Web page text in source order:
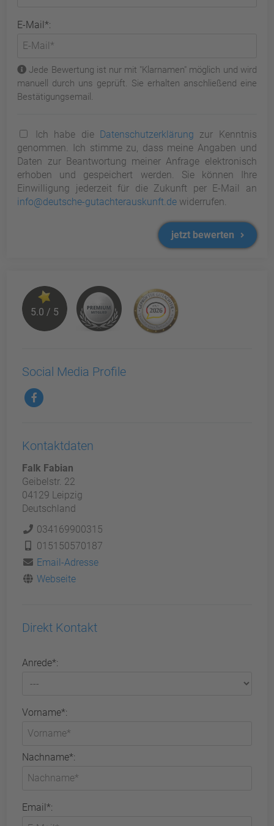
E-Mail*:
Jede Bewertung ist nur mit "Klarnamen" möglich und wird
manuell durch uns geprüft. Sie erhalten anschließend eine
Bestätigungsemail.
Ich habe die Datenschutzerklärung zur Kenntnis
genommen. Ich stimme zu, dass meine Angaben und
Daten zur Beantwortung meiner Anfrage elektronisch
erhoben und gespeichert werden. Sie können Ihre
Einwilligung jederzeit für die Zukunft per E-Mail an
info@deutsche-gutachterauskunft.de widerrufen.
jetzt bewerten
5.0 / 5
Social Media Profile
Kontaktdaten
Falk Fabian
Geibelstr. 22
04129 Leipzig
Deutschland
034169900315
015150570187
Email-Adresse
Webseite
Direkt Kontakt
Anrede*:
Vorname*:
Nachname*:
Email*: